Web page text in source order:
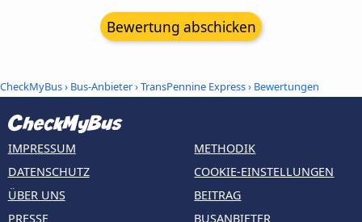
Bewertung abschicken
CheckMyBus› Bus-Anbieter›TransPennine Express› Bewertungen
IMPRESSUM
DATENSCHUTZ
ÜBER UNS
PRESSE
METHODIK
COOKIE-EINSTELLUNGEN
BEITRAG
BUSANBIETER